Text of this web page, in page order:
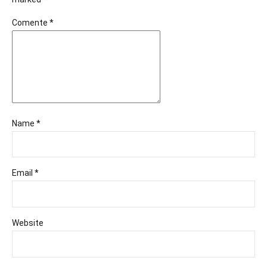
Comente *
Name *
Email *
Website